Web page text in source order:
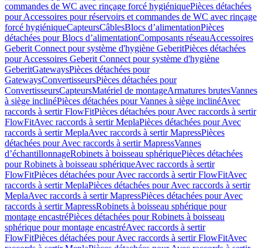
commandes de WC avec rinçage forcé hygiéniquePièces détachées
pour Accessoires pour réservoirs et commandes de WC avec rinçage
forcé hygiéniqueCapteursCâblesBlocs d’alimentationPièces
détachées pour Blocs d’alimentationComposants réseauAccessoires
Geberit Connect pour système d'hygiène GeberitPièces détachées
pour Accessoires Geberit Connect pour système d'hygiène
GeberitGatewaysPièces détachées pour
GatewaysConvertisseursPièces détachées pour
ConvertisseursCapteursMatériel de montageArmatures brutesVannes
à siège inclinéPièces détachées pour Vannes à siège inclinéAvec
raccords à sertir FlowFitPièces détachées pour Avec raccords à sertir
FlowFitAvec raccords à sertir MeplaPièces détachées pour Avec
raccords à sertir MeplaAvec raccords à sertir MapressPièces
détachées pour Avec raccords à sertir MapressVannes
d’échantillonnageRobinets à boisseau sphériquePièces détachées
pour Robinets à boisseau sphériqueAvec raccords à sertir
FlowFitPièces détachées pour Avec raccords à sertir FlowFitAvec
raccords à sertir MeplaPièces détachées pour Avec raccords à sertir
MeplaAvec raccords à sertir MapressPièces détachées pour Avec
raccords à sertir MapressRobinets à boisseau sphérique pour
montage encastréPièces détachées pour Robinets à boisseau
sphérique pour montage encastréAvec raccords à sertir
FlowFitPièces détachées pour Avec raccords à sertir FlowFitAvec